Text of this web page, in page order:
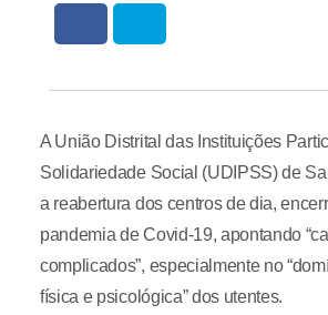
A União Distrital das Instituições
Solidariedade Social (UDIPSS) de
a reabertura dos centros de dia,
pandemia de Covid-19, apontando
complicados”, especialmente no
física e psicológica” dos utentes.